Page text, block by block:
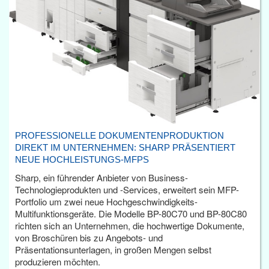
PROFESSIONELLE DOKUMENTENPRODUKTION
DIREKT IM UNTERNEHMEN: SHARP PRÄSENTIERT
NEUE HOCHLEISTUNGS-MFPS
Sharp, ein führender Anbieter von Business-
Technologieprodukten und -Services, erweitert sein MFP-
Portfolio um zwei neue Hochgeschwindigkeits-
Multifunktionsgeräte. Die Modelle BP-80C70 und BP-80C80
richten sich an Unternehmen, die hochwertige Dokumente,
von Broschüren bis zu Angebots- und
Präsentationsunterlagen, in großen Mengen selbst
produzieren möchten.